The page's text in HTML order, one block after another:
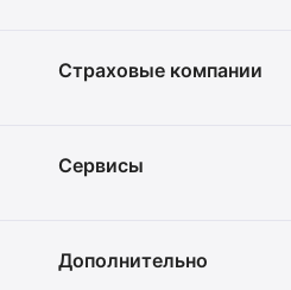
Страховые компании
Сервисы
Дополнительно